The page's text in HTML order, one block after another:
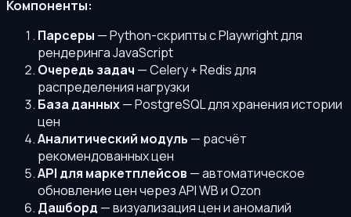
Компоненты:
Парсеры — Python-скрипты с Playwright для
рендеринга JavaScript
Очередь задач — Celery + Redis для
распределения нагрузки
База данных— PostgreSQL для хранения истории
цен
Аналитический модуль — расчёт
рекомендованных цен
API для маркетплейсов — автоматическое
обновление цен через API WB и Ozon
Дашборд — визуализация цен и аномалий